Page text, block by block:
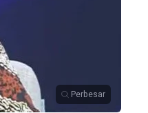
Perbesar